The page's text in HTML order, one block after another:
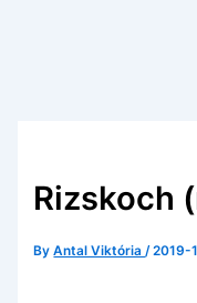
Rizskoch
ByAntal Viktória/2019-